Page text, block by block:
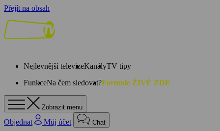
Přejít na obsah
Nejlevnější televizeKanályTV tipy
FunkceNa čem sledovat?Formule ŽIVĚ ZDE
Zobrazit menu
Objednat Můj účet Chat